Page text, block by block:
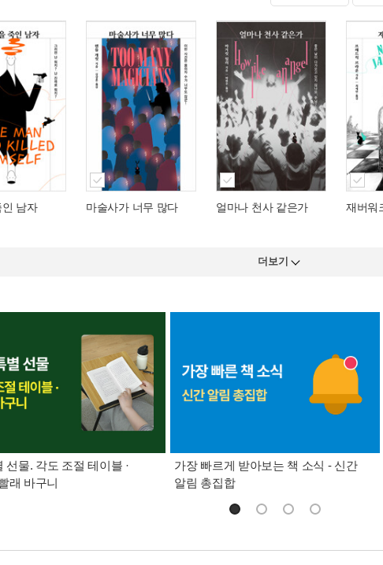
남자 마술사가 너무 많다 얼마나 천사 같은가 재버워
더보기
선물. 각도 조절 테이블 ·
래 바구니
가장 빠르게 받아보는 책 소식 - 신간
알림 총집합